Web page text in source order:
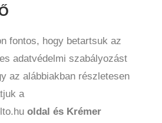
fontos, hogy betartsuk az
adatvédelmi szabályozást
az alábbiakban részletesen
a
oldal és Krémer